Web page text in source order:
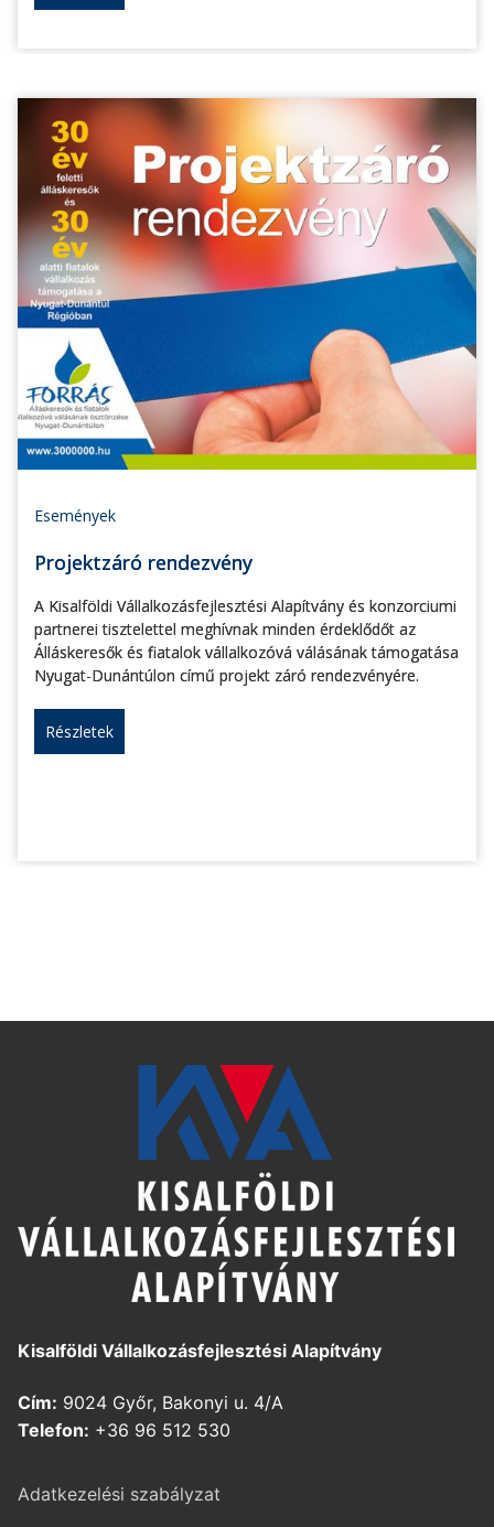
Események
Projektzáró rendezvény
A Kisalföldi Vállalkozásfejlesztési Alapítvány és konzorciumi
partnerei tisztelettel meghívnak minden érdeklődőt az
Álláskeresők és fiatalok vállalkozóvá válásának támogatása
Nyugat-Dunántúlon című projekt záró rendezvényére.
Részletek
Kisalföldi Vállalkozásfejlesztési Alapítvány
Cím: 9024 Győr, Bakonyi u. 4/A
Telefon: +36 96 512 530
Adatkezelési szabályzat